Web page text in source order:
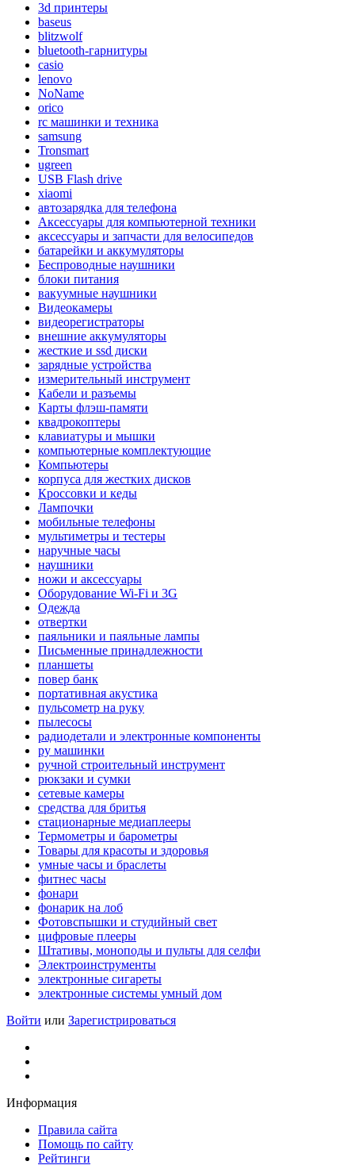
3d принтеры
baseus
blitzwolf
bluetooth-гарнитуры
casio
lenovo
NoName
orico
rc машинки и техника
samsung
Tronsmart
ugreen
USB Flash drive
xiaomi
автозарядка для телефона
Аксессуары для компьютерной техники
аксессуары и запчасти для велосипедов
батарейки и аккумуляторы
Беспроводные наушники
блоки питания
вакуумные наушники
Видеокамеры
видеорегистраторы
внешние аккумуляторы
жесткие и ssd диски
зарядные устройства
измерительный инструмент
Кабели и разъемы
Карты флэш-памяти
квадрокоптеры
клавиатуры и мышки
компьютерные комплектующие
Компьютеры
корпуса для жестких дисков
Кроссовки и кеды
Лампочки
мобильные телефоны
мультиметры и тестеры
наручные часы
наушники
ножи и аксессуары
Оборудование Wi-Fi и 3G
Одежда
отвертки
паяльники и паяльные лампы
Письменные принадлежности
планшеты
повер банк
портативная акустика
пульсометр на руку
пылесосы
радиодетали и электронные компоненты
ру машинки
ручной строительный инструмент
рюкзаки и сумки
сетевые камеры
средства для бритья
стационарные медиаплееры
Термометры и барометры
Товары для красоты и здоровья
умные часы и браслеты
фитнес часы
фонари
фонарик на лоб
Фотовспышки и студийный свет
цифровые плееры
Штативы, моноподы и пульты для селфи
Электроинструменты
электронные сигареты
электронные системы умный дом
Войти или Зарегистрироваться
Информация
Правила сайта
Помощь по сайту
Рейтинги